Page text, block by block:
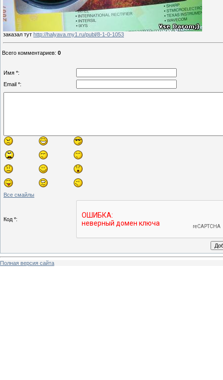
заказал тут http://halyava.my1.ru/publ/8-1-0-1053
Всего комментариев: 0
Имя *:
Email *:
Все смайлы
Код *:
Полная версия сайта